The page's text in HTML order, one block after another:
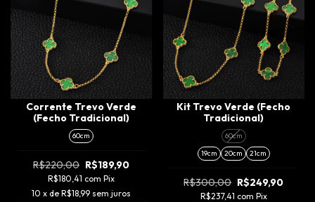
Corrente Trevo Verde
(Fecho Tradicional)
60cm
R$220,00 R$189,90
R$180,41 com Pix
10 x deR$18,99 sem juros
Kit Trevo Verde (Fecho
Tradicional)
60cm
19cm
20cm 21cm
R$300,00 R$249,90
R$237,41 com Pix